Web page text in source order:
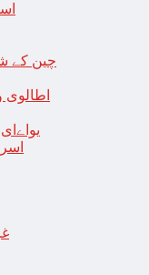
چین کے شمال